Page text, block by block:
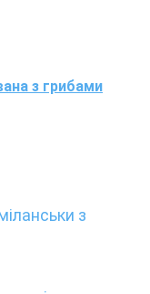
з грибами
з